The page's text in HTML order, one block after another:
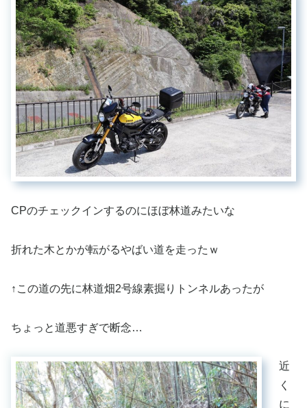
CPのチェックインするのにほぼ林道みたいな
折れた木とかが転がるやばい道を走ったｗ
↑この道の先に林道畑2号線素掘りトンネルあったが
ちょっと道悪すぎで断念…
近
く
に